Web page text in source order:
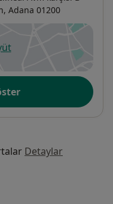
, Adana 01200
sekmede açılır
Detaylar